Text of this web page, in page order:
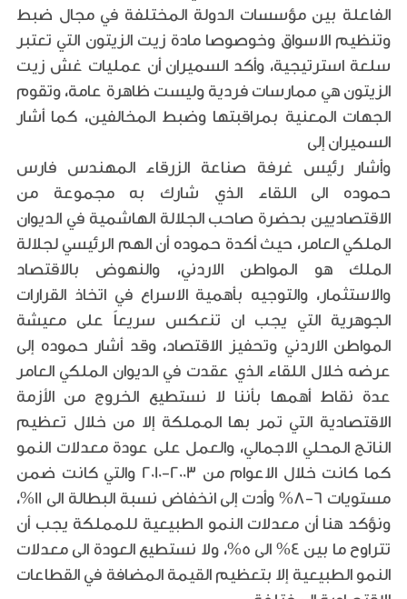
الفاعلة بين مؤسسات الدولة المختلفة في مجال ضبط
وتنظيم الاسواق وخوصوصا مادة زيت الزيتون التي تعتبر
سلعة استرتيجية، وأكد السميران أن عمليات غش زيت
الزيتون هي ممارسات فردية وليست ظاهرة عامة، وتقوم
الجهات المعنية بمراقبتها وضبط المخالفين، كما أشار
السميران إلى
وأشار رئيس غرفة صناعة الزرقاء المهندس فارس
حموده الى اللقاء الذي شارك به مجموعة من
الاقتصاديين بحضرة صاحب الجلالة الهاشمية في الديوان
الملكي العامر، حيث أكدة حموده أن الهم الرئيسي لجلالة
الملك هو المواطن الاردني، والنهوض بالاقتصاد
والاستثمار، والتوجيه بأهمية الاسراع في اتخاذ القرارات
الجوهرية التي يجب ان تنعكس سريعاً على معيشة
المواطن الاردني وتحفيز الاقتصاد، وقد أشار حموده إلى
عرضه خلال اللقاء الذي عقدت في الديوان الملكي العامر
عدة نقاط أهمها بأننا لا نستطيع الخروج من الأزمة
الاقتصادية التي تمر بها المملكة إلا من خلال تعظيم
الناتج المحلي الاجمالي، والعمل على عودة معدلات النمو
كما كانت خلال الاعوام من 2003-2010 والتي كانت ضمن
مستويات 6-8% وأدت إلى انخفاض نسبة البطالة الى 11%،
ونؤكد هنا أن معدلات النمو الطبيعية للمملكة يجب أن
تتراوح ما بين 4% الى 5%، ولا نستطيع العودة الى معدلات
النمو الطبيعية إلا بتعظيم القيمة المضافة في القطاعات